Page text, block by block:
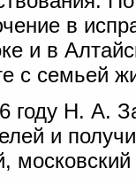
в
и в
с семьей
году Н. А.
и
московский